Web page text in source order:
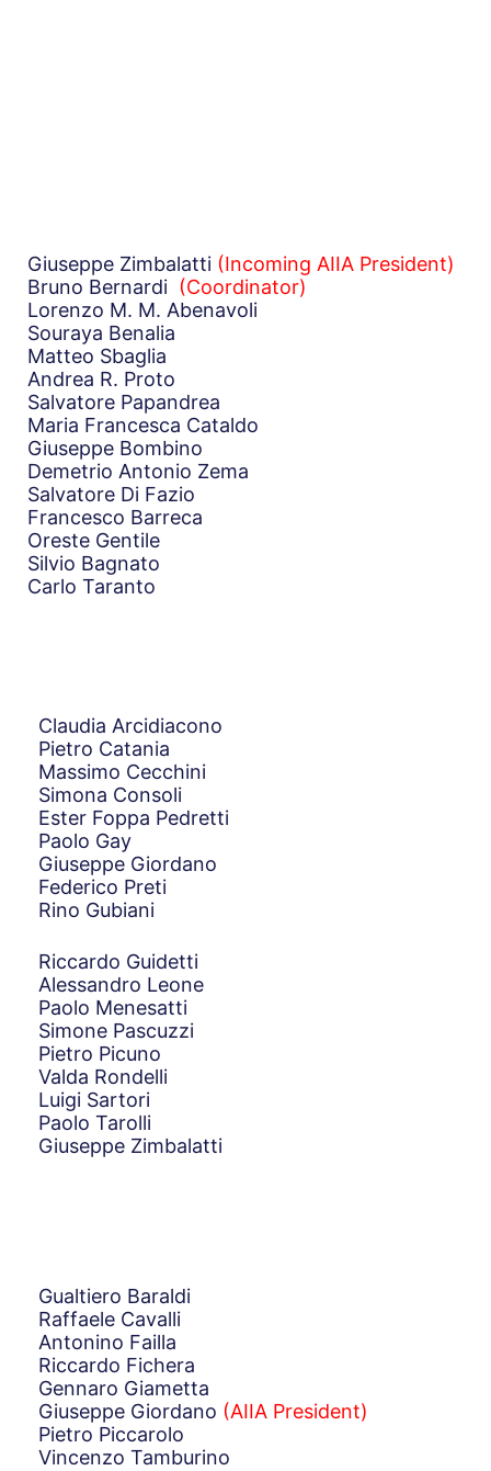
Giuseppe Zimbalatti (Incoming AIIA President)
Bruno Bernardi (Coordinator)
Lorenzo M. M. Abenavoli
Souraya Benalia
Matteo Sbaglia
Andrea R. Proto
Salvatore Papandrea
Maria Francesca Cataldo
Giuseppe Bombino
Demetrio Antonio Zema
Salvatore Di Fazio
Francesco Barreca
Oreste Gentile
Silvio Bagnato
Carlo Taranto
Claudia Arcidiacono
Pietro Catania
Massimo Cecchini
Simona Consoli
Ester Foppa Pedretti
Paolo Gay
Giuseppe Giordano
Federico Preti
Rino Gubiani
Riccardo Guidetti
Alessandro Leone
Paolo Menesatti
Simone Pascuzzi
Pietro Picuno
Valda Rondelli
Luigi Sartori
Paolo Tarolli
Giuseppe Zimbalatti
Gualtiero Baraldi
Raffaele Cavalli
Antonino Failla
Riccardo Fichera
Gennaro Giametta
Giuseppe Giordano (AIIA President)
Pietro Piccarolo
Vincenzo Tamburino